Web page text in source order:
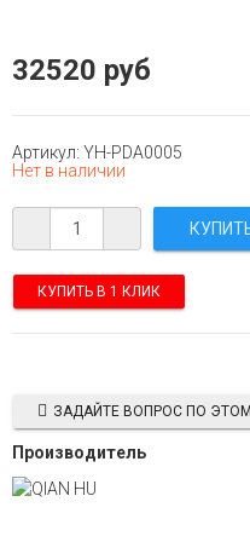
32520 руб
Артикул: YH-PDA0005
Нет в наличии
КУПИТЬ В 1 КЛИК
ЗАДАЙТЕ ВОПРОС ПО
Производитель